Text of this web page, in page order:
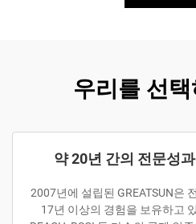
우리를 선
약 20년 간의 전문성
2007년에 설립된 GREATSUN은
17년 이상의 경험을 보유하고